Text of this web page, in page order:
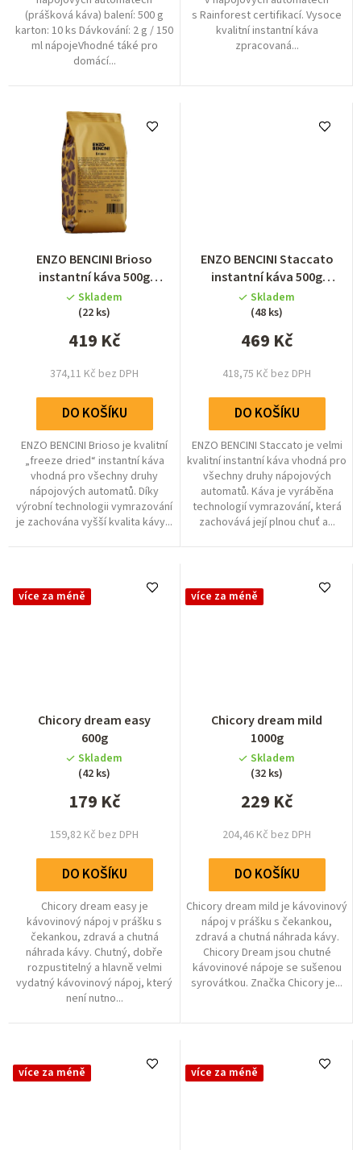
(prášková káva) balení: 500 g
karton: 10 ks Dávkování: 2 g / 150
ml nápojeVhodné táké pro
domácí...
s Rainforest certifikací. Vysoce
kvalitní instantní káva
zpracovaná...
ENZO BENCINI Brioso
instantní káva 500g
(freeze dried)
Skladem
(22 ks)
374,11 Kč bez DPH
419 Kč
DO KOŠÍKU
ENZO BENCINI Brioso je kvalitní
„freeze dried“ instantní káva
vhodná pro všechny druhy
nápojových automatů. Díky
výrobní technologii vymrazování
je zachována vyšší kvalita kávy...
ENZO BENCINI Staccato
instantní káva 500g
(freeze dried)
Skladem
(48 ks)
418,75 Kč bez DPH
469 Kč
DO KOŠÍKU
ENZO BENCINI Staccato je velmi
kvalitní instantní káva vhodná pro
všechny druhy nápojových
automatů. Káva je vyráběna
technologií vymrazování, která
zachovává její plnou chuť a...
více za méně
Chicory dream easy
600g
hodnocení
produktu
je
4,7
z
hvězdiček.
Skladem
(42 ks)
159,82 Kč bez DPH
179 Kč
DO KOŠÍKU
Chicory dream easy je
kávovinový nápoj v prášku s
čekankou, zdravá a chutná
náhrada kávy. Chutný, dobře
rozpustitelný a hlavně velmi
vydatný kávovinový nápoj, který
není nutno...
více za méně
Chicory dream mild
1000g
hodnocení
produktu
je
4,9
z
hvězdiček.
Skladem
(32 ks)
204,46 Kč bez DPH
229 Kč
DO KOŠÍKU
Chicory dream mild je kávovinový
nápoj v prášku s čekankou,
zdravá a chutná náhrada kávy.
Chicory Dream jsou chutné
kávovinové nápoje se sušenou
syrovátkou. Značka Chicory je...
více za méně více za méně